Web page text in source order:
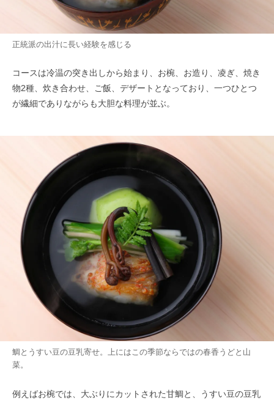
正統派の出汁に長い経験を感じる
コースは冷温の突き出しから始まり、お椀、お造り、凌ぎ、焼き
物2種、炊き合わせ、ご飯、デザートとなっており、一つひとつ
が繊細でありながらも大胆な料理が並ぶ。
鯛とうすい豆の豆乳寄せ。上にはこの季節ならではの春香うどと山
菜。
例えばお椀では、大ぶりにカットされた甘鯛と、うすい豆の豆乳